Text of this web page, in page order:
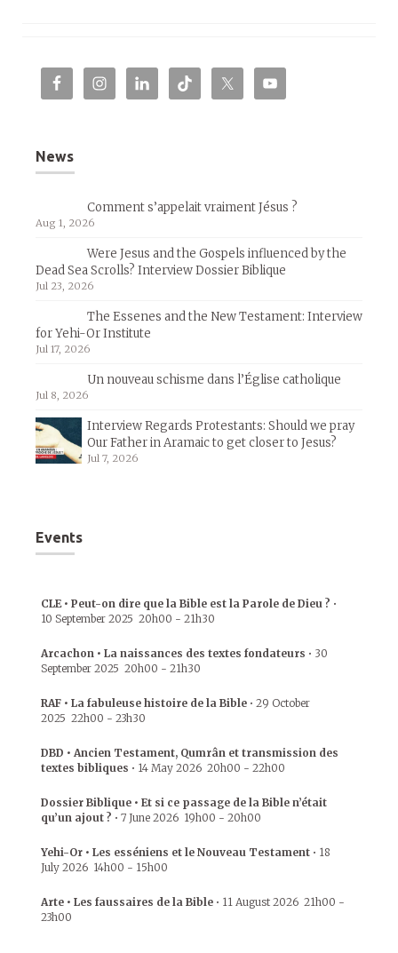
News
Comment s’appelait vraiment Jésus ?
Aug 1, 2026
Were Jesus and the Gospels influenced by the
Dead Sea Scrolls? Interview Dossier Biblique
Jul 23, 2026
The Essenes and the New Testament: Interview
for Yehi-Or Institute
Jul 17, 2026
Un nouveau schisme dans l’Église catholique
Jul 8, 2026
Interview Regards Protestants: Should we pray
Our Father in Aramaic to get closer to Jesus?
Jul 7, 2026
Events
CLE • Peut-on dire que la Bible est la Parole de Dieu ? •
10 September 2025 20h00 - 21h30
Arcachon • La naissances des textes fondateurs • 30
September 2025 20h00 - 21h30
RAF • La fabuleuse histoire de la Bible • 29 October
2025 22h00 - 23h30
DBD • Ancien Testament, Qumrân et transmission des
textes bibliques • 14 May 2026 20h00 - 22h00
Dossier Biblique • Et si ce passage de la Bible n’était
qu’un ajout ? • 7 June 2026 19h00 - 20h00
Yehi-Or • Les esséniens et le Nouveau Testament • 18
July 2026 14h00 - 15h00
Arte • Les faussaires de la Bible • 11 August 2026 21h00 -
23h00